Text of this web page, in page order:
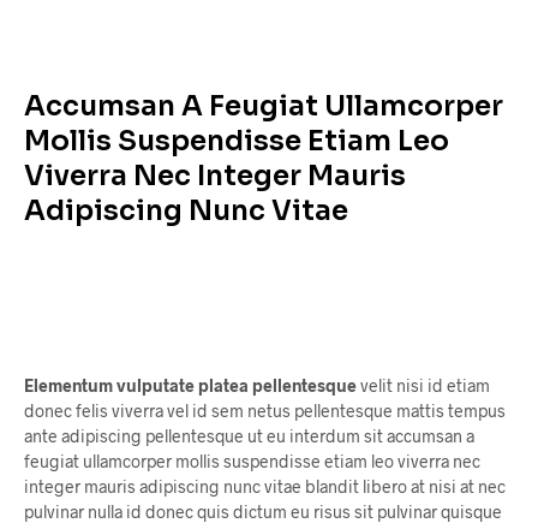
Accumsan A Feugiat Ullamcorper
Mollis Suspendisse Etiam Leo
Viverra Nec Integer Mauris
Adipiscing Nunc Vitae
Elementum vulputate platea pellentesquevelit nisi id etiam
donec felis viverra vel id sem netus pellentesque mattis tempus
ante adipiscing pellentesque ut eu interdum sit accumsan a
feugiat ullamcorper mollis suspendisse etiam leo viverra nec
integer mauris adipiscing nunc vitae blandit libero at nisi at nec
pulvinar nulla id donec quis dictum eu risus sit pulvinar quisque